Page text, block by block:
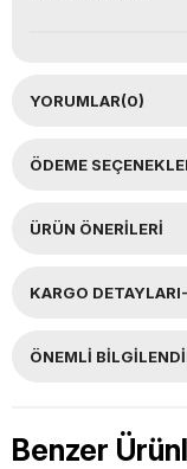
YORUMLAR(0)
ÖDEME
ÜRÜN ÖNERILERI
KARGO
ÖNEMLI
Benzer